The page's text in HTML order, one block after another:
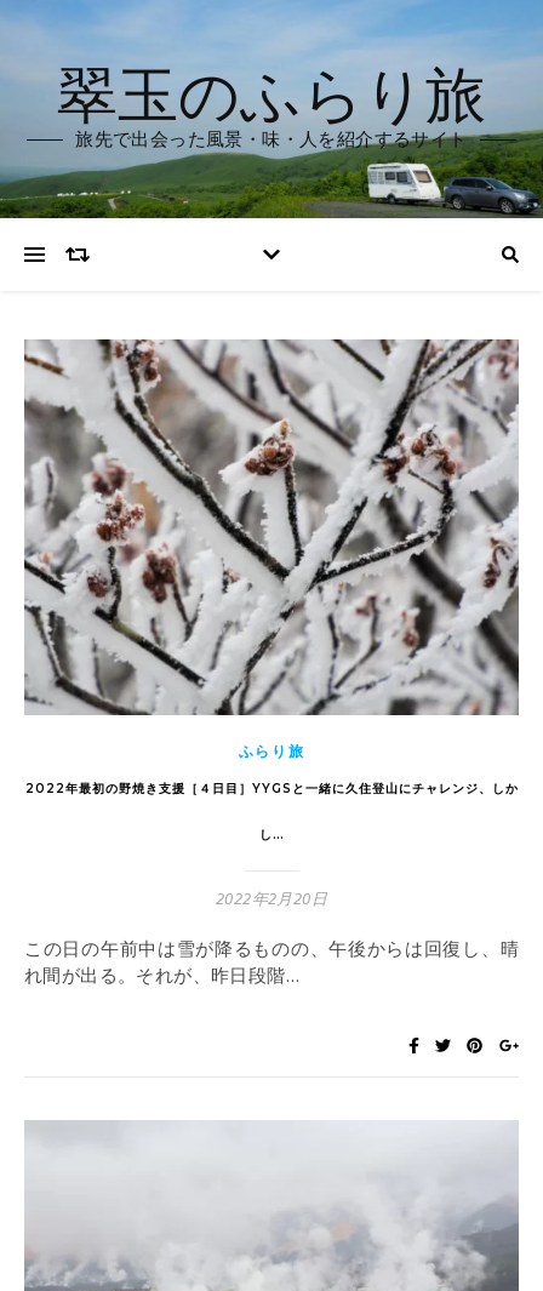
翠玉のふらり旅
旅先で出会った風景・味・人を紹介するサイト
ふらり旅
2022年最初の野焼き支援［４日目］YYGSと一緒に久住登山にチャレンジ、しか
し…
2022年2月20日
この日の午前中は雪が降るものの、午後からは回復し、晴
れ間が出る。それが、昨日段階…